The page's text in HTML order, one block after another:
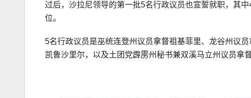
过后，沙拉尼领导的第一批5名行政议员也宣誓就职，其
位。
5名行政议员是巫统连登州议员拿督祖基菲里、龙谷州议
凯鲁沙里尔，以及土团党霹雳州秘书兼双溪马立州议员拿